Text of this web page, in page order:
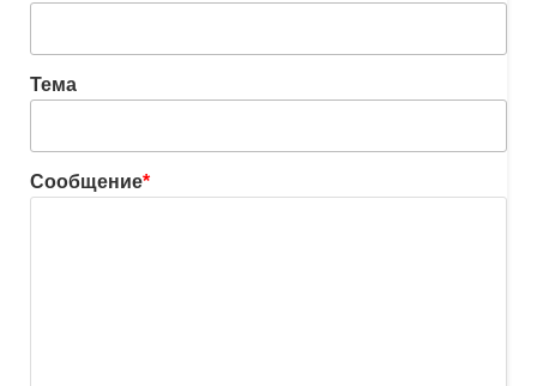
Тема
Сообщение*